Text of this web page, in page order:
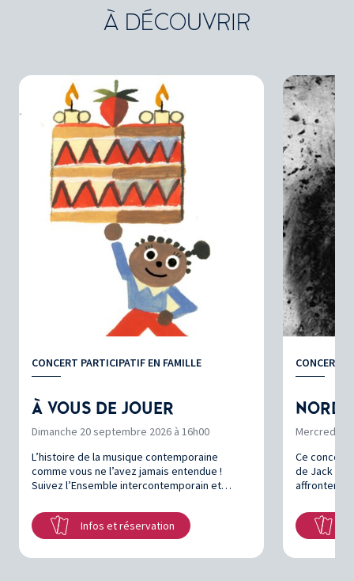
À DÉCOUVRIR
CONCERT PARTICIPATIF EN FAMILLE
À VOUS DE JOUER
Dimanche 20 septembre 2026 à 16h00
L’histoire de la musique contemporaine
comme vous ne l’avez jamais entendue !
Suivez l’Ensemble intercontemporain et…
Infos et réservation
CONCERT
NORD
Mercredi 4
Ce concert
de Jack
affrontent